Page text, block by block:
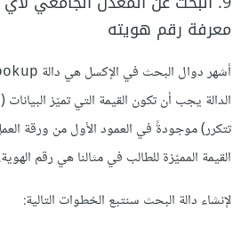
معرفة رقم هويته
أشهر دوال البحث في الإكسل هي دالة
الدالة يجب أن تكون القيمة التي تميّز البيانات
تتكرر) موجودةً في العمود الأول من ورقة
القيمة المميّزة للطالب في مثالنا هي رقم الهوية.
لإنشاء دالة البحث سنتبع الخطوات التالية: